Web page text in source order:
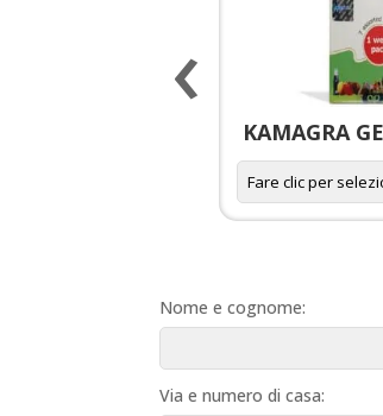
KAMAGRA
‹
Nome e cognome:
Via e numero di casa: